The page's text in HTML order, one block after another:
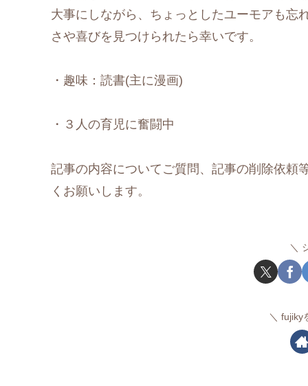
大事にしながら、ちょっとしたユーモアも忘
さや喜びを見つけられたら幸いです。
・趣味：読書(主に漫画)
・３人の育児に奮闘中
記事の内容についてご質問、記事の削除依頼
くお願いします。
fujiky